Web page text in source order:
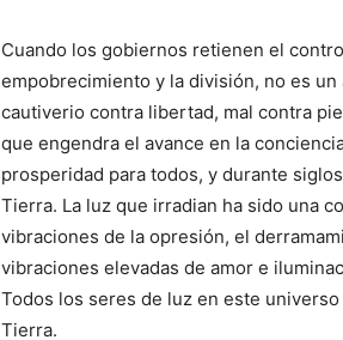
Cuando los gobiernos retienen el
empobrecimiento y la división, no es
cautiverio contra libertad, mal contra
que engendra el avance en la
prosperidad para todos, y durante
Tierra. La luz que irradian ha sido una
vibraciones de la opresión, el
vibraciones elevadas de amor e
Todos los seres de luz en este
Tierra.